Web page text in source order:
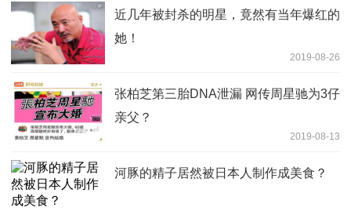
近几年被封杀的明星，竟然有当年爆红的
她！
2019-08-26
张柏芝第三胎DNA泄漏 网传周星驰为3仔
亲父？
2019-08-13
河豚的精子居然被日本人制作成美食？